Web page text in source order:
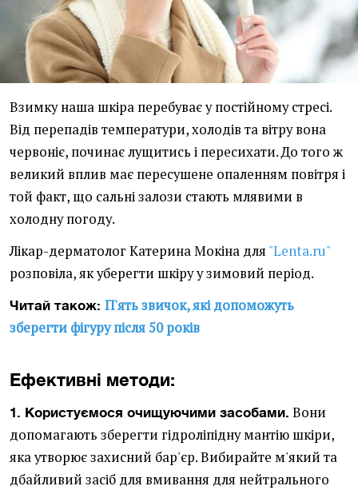
Взимку наша шкіра перебуває у постійному стресі.
Від перепадів температури, холодів та вітру вона
червоніє, починає лущитись і пересихати. До того ж
великий вплив має пересушене опаленням повітря і
той факт, що сальні залози стають млявими в
холодну погоду.
Лікар-дерматолог Катерина Мокіна для "Lenta.ru"
розповіла, як уберегти шкіру у зимовий період.
Читай також: П'ять звичок, які допоможуть
зберегти фігуру після 50 років
Ефективні методи:
1. Користуємося очищуючими засобами. Вони
допомагають зберегти гідроліпідну мантію шкіри,
яка утворює захисний бар'єр. Вибирайте м'який та
дбайливий засіб для вмивання для нейтрального